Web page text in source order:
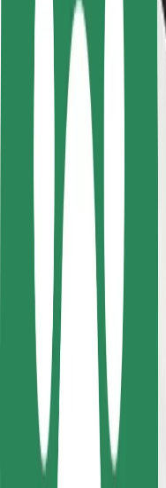
Sécurité des
Sécurité des
Sécurité à
Safety Lab
Villes
Emplacements
Solutions pour
Aéroports
Stations de
Support
Pour les
Pour les
Pour les livreurs
Bolt Food
Pour les